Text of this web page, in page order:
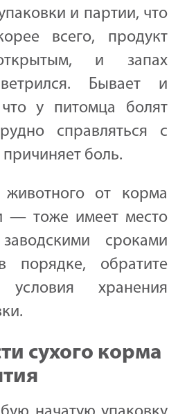
и партии, что
всего, продукт
и запах
Бывает и
у питомца болят
справляться с
боль.
животного от корма
— тоже имеет место
сроками
порядке, обратите
хранения
сухого корма